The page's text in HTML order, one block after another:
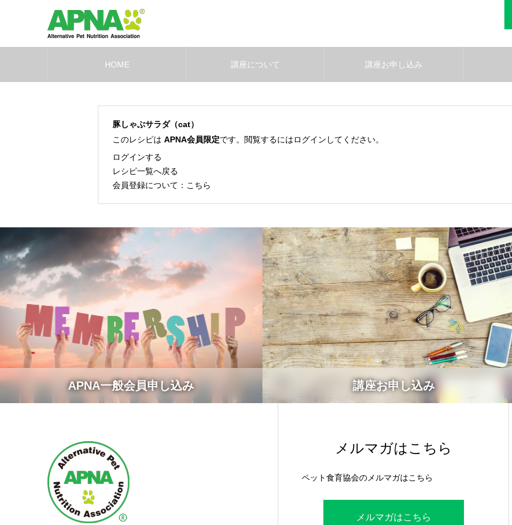
HOME 講座について 講座お申し込み
豚しゃぶサラダ（cat）
このレシピは APNA会員限定です。閲覧するにはログインしてください。
ログインする
レシピ一覧へ戻る
会員登録について： こちら
APNA一般会員申し込み 講座お申し込み
メルマガはこちら
ペット食育協会のメルマガはこちら
メルマガはこちら